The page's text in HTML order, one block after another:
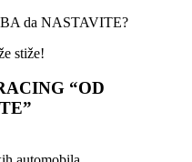
da NASTAVITE?
stiže!
“OD